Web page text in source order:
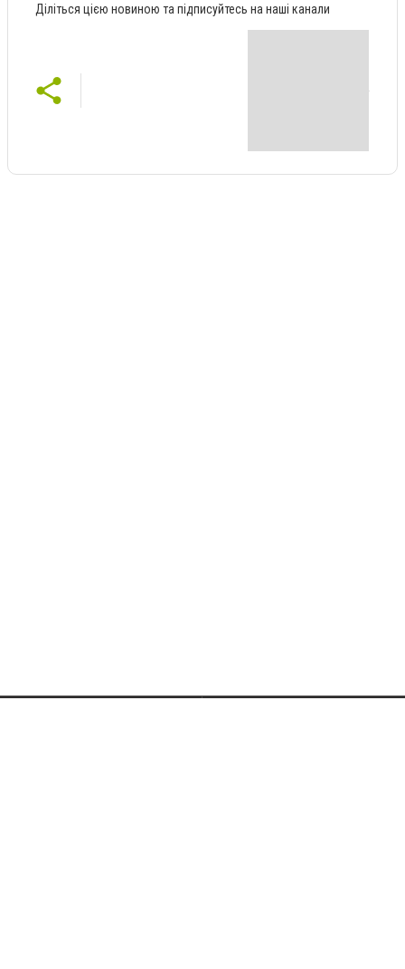
Діліться цією новиною та підписуйтесь на наші канали